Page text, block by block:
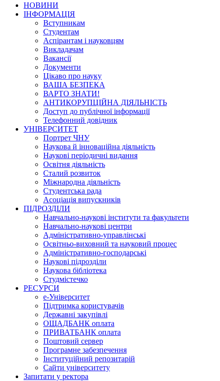
НОВИНИ
ІНФОРМАЦІЯ
Вступникам
Студентам
Аспірантам і науковцям
Викладачам
Вакансії
Документи
Цікаво про науку
ВАША БЕЗПЕКА
ВАРТО ЗНАТИ!
АНТИКОРУПЦІЙНА ДІЯЛЬНІСТЬ
Доступ до публічної інформації
Телефонний довідник
УНІВЕРСИТЕТ
Портрет ЧНУ
Наукова й інноваційна діяльність
Наукові періодичні видання
Освітня діяльність
Сталий розвиток
Міжнародна діяльність
Студентська рада
Асоціація випускників
ПІДРОЗДІЛИ
Навчально-наукові інститути та факультети
Навчально-наукові центри
Адміністративно-управлінські
Освітньо-виховний та науковий процес
Адміністративно-господарські
Наукові підрозділи
Наукова бібліотека
Студмістечко
РЕСУРСИ
е-Університет
Підтримка користувачів
Державні закупівлі
ОЩАДБАНК оплата
ПРИВАТБАНК оплата
Поштовий сервер
Програмне забезпечення
Інституційний репозитарій
Сайти університету
Запитати у ректора